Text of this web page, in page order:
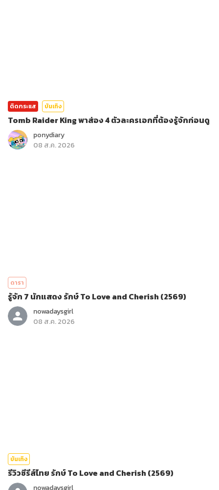
ติดกระแส บันเทิง
Tomb Raider King พาส่อง 4 ตัวละครเอกที่ต้องรู้จักก่อนดู
ponydiary
08 ส.ค. 2026
ดารา
รู้จัก 7 นักแสดง รักษ์ To Love and Cherish (2569)
nowadaysgirl
08 ส.ค. 2026
บันเทิง
รีวิวซีรีส์ไทย รักษ์ To Love and Cherish (2569)
nowadaysgirl